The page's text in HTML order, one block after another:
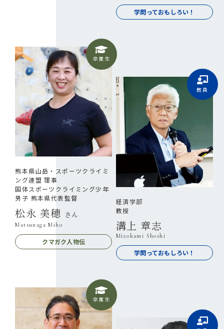
学問っておもしろい！
卒業生
熊本県山岳・スポーツクライミ
ング連盟 理事
国体スポーツクライミング少年
男子 熊本県代表監督
松永 美穂 さん
Matsunaga Miho
クマガク人物伝
教員
経済学部
教授
溝上 章志
Mizokami Shoshi
学問っておもしろい！
卒業生